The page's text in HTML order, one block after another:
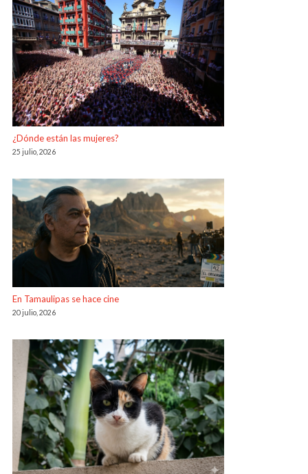
¿Dónde están las mujeres?
25 julio, 2026
En Tamaulipas se hace cine
20 julio, 2026